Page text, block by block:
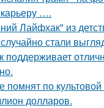
….
Лайфхак" из
стали
поддерживает
по
долларов.